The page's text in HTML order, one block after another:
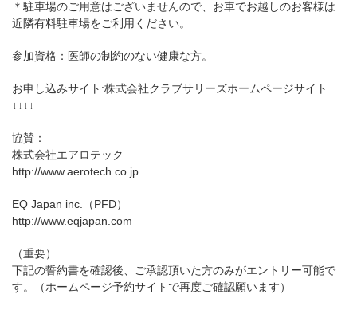
＊駐車場のご用意はございませんので、お車でお越しのお客様は
近隣有料駐車場をご利用ください。
参加資格：医師の制約のない健康な方。
お申し込みサイト:株式会社クラブサリーズホームページサイト
↓↓↓↓
協賛：
株式会社エアロテック
http://www.aerotech.co.jp
EQ Japan inc.（PFD）
http://www.eqjapan.com
（重要）
下記の誓約書を確認後、ご承認頂いた方のみがエントリー可能で
す。（ホームページ予約サイトで再度ご確認願います）